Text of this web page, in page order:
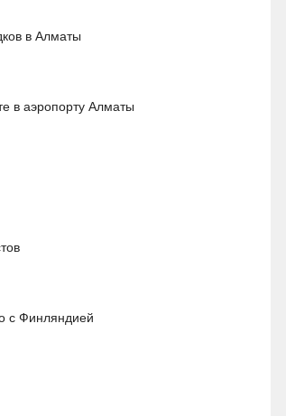
в Алматы
в аэропорту Алматы
с Финляндией